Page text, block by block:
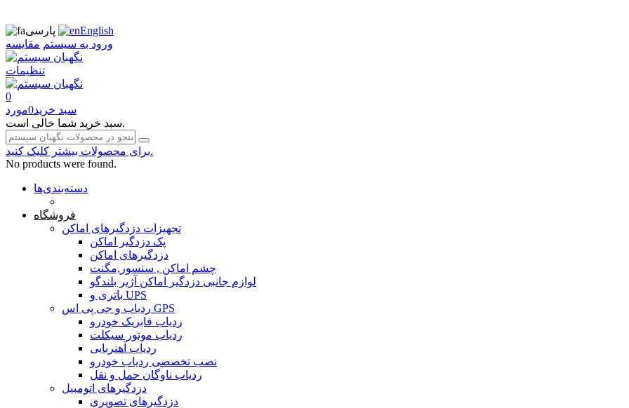
پارسی
English
ورود به سیستم مقایسه
تنظیمات
0
سبد خرید0مورد
سبد خرید شما خالی است.
برای محصولات بیشتر کلیک کنید.
No products were found.
دسته‌بندی‌ها
فروشگاه
تجهیزات دزدگیرهای اماکن
پک دزدگیر اماکن
دزدگیرهای اماکن
چشم اماکن , سنسور,مگنت
لوازم جانبی دزدگیر اماکن آژیر بلندگو
باتری و UPS
ردیاب و جی پی اس GPS
ردیاب فابریک خودرو
ردیاب موتور سیکلت
ردیاب آهنربایی
نصب تخصصی ردیاب خودرو
ردیاب ناوگان حمل و نقل
دزدگیرهای اتومبیل
دزدگیرهای تصویری